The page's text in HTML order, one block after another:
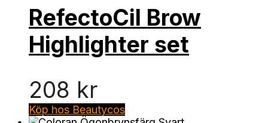
RefectoCil Brow
Highlighter set
208 kr
Köp hos Beautycos